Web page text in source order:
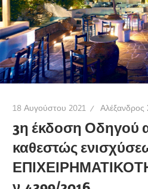
18 Αυγούστου 2021 Αλέξανδρος
3η έκδοση Οδηγού
καθεστώς